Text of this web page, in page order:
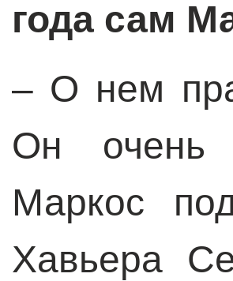
года сам
– О нем
Он очень
Маркос
Хавьера